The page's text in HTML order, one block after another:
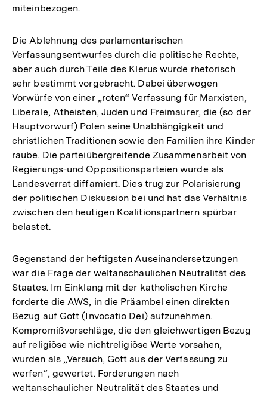
miteinbezogen.
Die Ablehnung des parlamentarischen
Verfassungsentwurfes durch die politische Rechte,
aber auch durch Teile des Klerus wurde rhetorisch
sehr bestimmt vorgebracht. Dabei überwogen
Vorwürfe von einer „roten“ Verfassung für Marxisten,
Liberale, Atheisten, Juden und Freimaurer, die (so der
Hauptvorwurf) Polen seine Unabhängigkeit und
christlichen Traditionen sowie den Familien ihre Kinder
raube. Die parteiübergreifende Zusammenarbeit von
Regierungs-und Oppositionsparteien wurde als
Landesverrat diffamiert. Dies trug zur Polarisierung
der politischen Diskussion bei und hat das Verhältnis
zwischen den heutigen Koalitionspartnern spürbar
belastet.
Gegenstand der heftigsten Auseinandersetzungen
war die Frage der weltanschaulichen Neutralität des
Staates. Im Einklang mit der katholischen Kirche
forderte die AWS, in die Präambel einen direkten
Bezug auf Gott (Invocatio Dei) aufzunehmen.
Kompromißvorschläge, die den gleichwertigen Bezug
auf religiöse wie nichtreligiöse Werte vorsahen,
wurden als „Versuch, Gott aus der Verfassung zu
werfen“, gewertet. Forderungen nach
weltanschaulicher Neutralität des Staates und